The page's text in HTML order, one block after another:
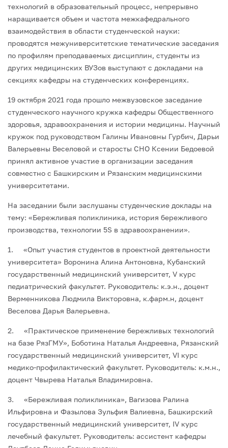
технологий в образовательный процесс, непрерывно
наращивается объем и частота межкафедрального
взаимодействия в области студенческой науки:
проводятся межуниверситетские тематические заседания
по профилям преподаваемых дисциплин, студенты из
других медицинских ВУЗов выступают с докладами на
секциях кафедры на студенческих конференциях.
19 октября 2021 года прошло межвузовское заседание
студенческого научного кружка кафедры Общественного
здоровья, здравоохранения и истории медицины. Научный
кружок под руководством Галины Ивановны Гурбич, Дарьи
Валерьевны Веселовой и старосты СНО Ксении Бедоевой
принял активное участие в организации заседания
совместно с Башкирским и Рязанским медицинскими
университетами.
На заседании были заслушаны студенческие доклады на
тему: «Бережливая поликлиника, история бережливого
производства, технологии 5S в здравоохранении».
1. «Опыт участия студентов в проектной деятельности
университета» Воронина Алина Антоновна, Кубанский
государственный медицинский университет, V курс
педиатрический факультет. Руководитель: к.э.н., доцент
Верменникова Людмила Викторовна, к.фарм.н, доцент
Веселова Дарья Валерьевна.
2. «Практическое применение бережливых технологий
на базе РязГМУ», Боботина Наталья Андреевна, Рязанский
государственный медицинский университет, VI курс
медико-профилактический факультет. Руководитель: к.м.н.,
доцент Чвырева Наталья Владимировна.
3. «Бережливая поликлиника», Вагизова Ралина
Ильфировна и Фазылова Зульфия Валиевна, Башкирский
государственный медицинский университет, IV курс
лечебный факультет. Руководитель: ассистент кафедры